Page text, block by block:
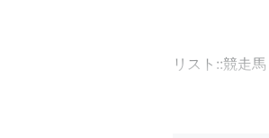
リスト::競走馬